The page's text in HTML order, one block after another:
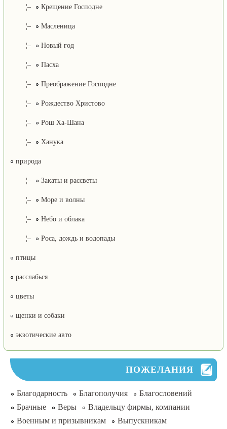
¦– Крещение Господне
¦– Масленица
¦– Новый год
¦– Пасха
¦– Преображение Господне
¦– Рождество Христово
¦– Рош Ха-Шана
¦– Ханука
природа
¦– Закаты и рассветы
¦– Море и волны
¦– Небо и облака
¦– Роса, дождь и водопады
птицы
расслабься
цветы
щенки и собаки
экзотические авто
ПОЖЕЛАНИЯ
Благодарность Благополучия
Благословений
Брачные
Веры
Владельцу фирмы, компании
Военным и призывникам
Выпускникам